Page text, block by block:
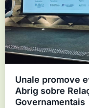
Unale promove
Abrig sobre
Governamentais